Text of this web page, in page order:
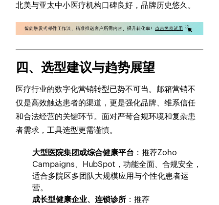
北美与亚太中小医疗机构口碑良好，品牌历史悠久。
四、选型建议与趋势展望
医疗行业的数字化营销转型已势不可当。邮箱营销不
仅是高效触达患者的渠道，更是强化品牌、维系信任
和合法经营的关键环节。面对严苛合规环境和复杂患
者需求，工具选型更需谨慎。
大型医院集团或综合健康平台 ：推荐Zoho
Campaigns、HubSpot，功能全面、合规安全，
适合多院区多团队大规模应用与个性化患者运
营。
成长型健康企业、连锁诊所 ：推荐